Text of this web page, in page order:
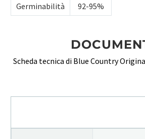
Germinabilità
92-95%
Scheda tecnica di Blue Country